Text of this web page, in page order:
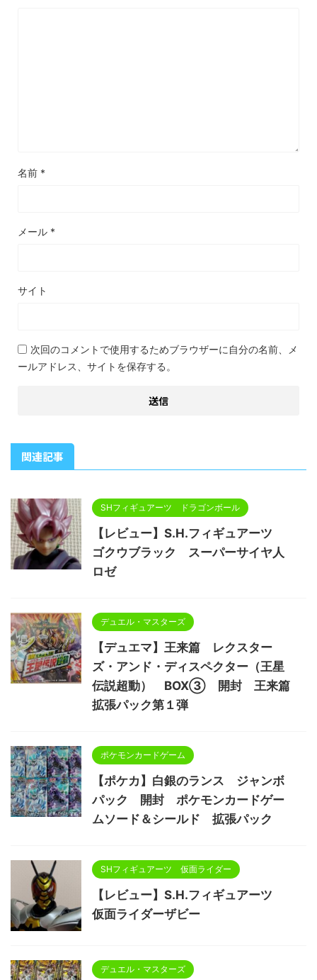
名前 *
メール *
サイト
次回のコメントで使用するためブラウザーに自分の名前、メ
ールアドレス、サイトを保存する。
関連記事
SHフィギュアーツ ドラゴンボール
【レビュー】S.H.フィギュアーツ
ゴクウブラック スーパーサイヤ人
ロゼ
デュエル・マスターズ
【デュエマ】王来篇 レクスター
ズ・アンド・ディスペクター（王星
伝説超動） BOX③ 開封 王来篇
拡張パック第１弾
ポケモンカードゲーム
【ポケカ】白銀のランス ジャンボ
パック 開封 ポケモンカードゲー
ムソード＆シールド 拡張パック
SHフィギュアーツ 仮面ライダー
【レビュー】S.H.フィギュアーツ
仮面ライダーザビー
デュエル・マスターズ